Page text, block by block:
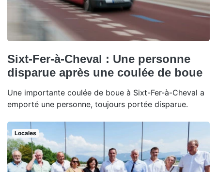
Sixt-Fer-à-Cheval : Une personne
disparue après une coulée de boue
Une importante coulée de boue à Sixt-Fer-à-Cheval a
emporté une personne, toujours portée disparue.
Locales